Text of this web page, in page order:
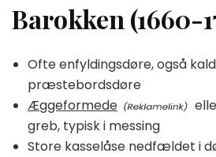
Barokken (1660-
Ofte enfyldingsdøre, også
præstebordsdøre
Æggeformede
greb, typisk i messing
Store kasselåse nedfældet i